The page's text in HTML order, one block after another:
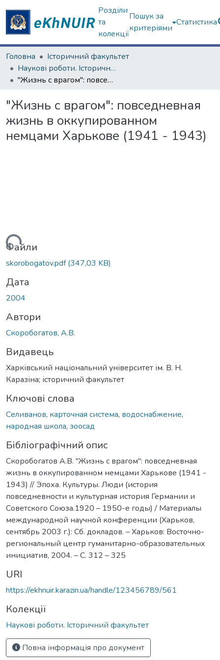
Розділи
та
колекції
Пошук за
критеріями
Статистика
Головна
Історичний факультет
Наукові роботи. Історичний факультет
"Жизнь с врагом": повседневная жизнь в оккупированном немцами Харькове (1941 - 1943)
"Жизнь с врагом": повседневная
жизнь в оккупированном
немцами Харькове (1941 - 1943)
Файли
skorobogatov.pdf(347,03 KB)
Дата
2004
Автори
Скоробогатов, А.В.
Видавець
Харківський національний університет ім. В. Н.
Каразіна; історичний факультет
Ключові слова
Селиванов, карточная система, водоснабжение,
народная школа, зоосад
Бібліографічний опис
Скоробогатов А.В. "Жизнь с врагом": повседневная
жизнь в оккупированном немцами Харькове (1941 -
1943) // Эпоха. Культуры. Люди (история
повседневности и культурная история Германии и
Советского Союза.1920 – 1950-е годы) / Материалы
международной научной конференции (Харьков,
сентябрь 2003 г.): Сб. докладов. – Харьков: Восточно-
региональный центр гуманитарно-образовательных
инициатив, 2004. – C. 312 – 325
URI
https://ekhnuir.karazin.ua/handle/123456789/561
Колекції
Наукові роботи. Історичний факультет
Повна інформація про документ